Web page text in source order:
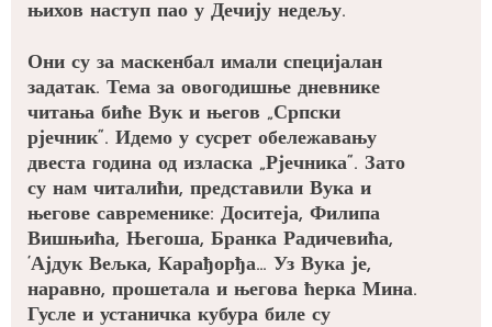
њихов наступ пао у Дечију недељу.
Они су за маскенбал имали специјалан
задатак. Тема за овогодишње дневнике
читања биће Вук и његов „Српски
рјечник“. Идемо у сусрет обележавању
двеста година од изласка „Рјечника“. Зато
су нам читалићи, представили Вука и
његове савременике: Доситеја, Филипа
Вишњића, Његоша, Бранка Радичевића,
‘Ајдук Вељка, Карађорђа… Уз Вука је,
наравно, прошетала и његова ћерка Мина.
Гусле и устаничка кубура биле су